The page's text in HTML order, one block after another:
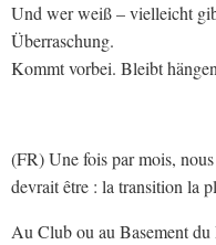
Und wer weiß – vielleicht
Überraschung.
Kommt vorbei. Bleibt
(FR) Une fois par mois,
devrait être : la transition la
Au Club ou au Basement